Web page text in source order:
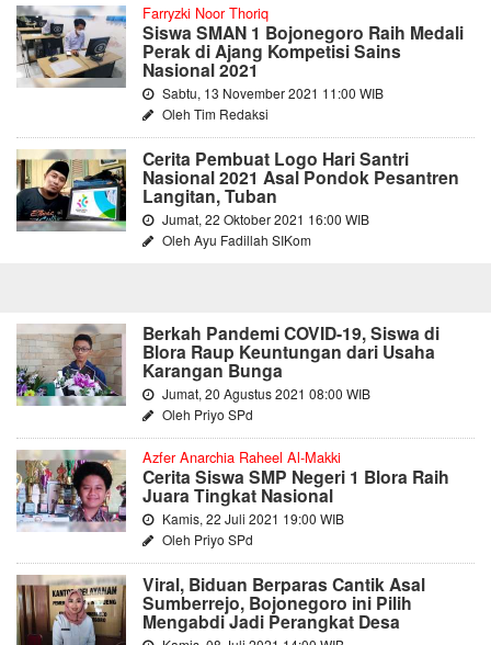
Farryzki Noor Thoriq
Siswa SMAN 1 Bojonegoro Raih Medali
Perak di Ajang Kompetisi Sains
Nasional 2021
Sabtu, 13 November 2021 11:00 WIB
Oleh Tim Redaksi
Cerita Pembuat Logo Hari Santri
Nasional 2021 Asal Pondok Pesantren
Langitan, Tuban
Jumat, 22 Oktober 2021 16:00 WIB
Oleh Ayu Fadillah SIKom
Berkah Pandemi COVID-19, Siswa di
Blora Raup Keuntungan dari Usaha
Karangan Bunga
Jumat, 20 Agustus 2021 08:00 WIB
Oleh Priyo SPd
Azfer Anarchia Raheel Al-Makki
Cerita Siswa SMP Negeri 1 Blora Raih
Juara Tingkat Nasional
Kamis, 22 Juli 2021 19:00 WIB
Oleh Priyo SPd
Viral, Biduan Berparas Cantik Asal
Sumberrejo, Bojonegoro ini Pilih
Mengabdi Jadi Perangkat Desa